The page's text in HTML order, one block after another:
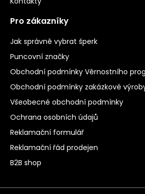
Pro zákazníky
Jak správně vybrat šperk
Puncovní značky
Obchodní podmínky Věrnostního
Obchodní podmínky zakázkové
Všeobecné obchodní podmínky
Ochrana osobních údajů
Reklamační formulář
Reklamační řád prodejen
B2B shop